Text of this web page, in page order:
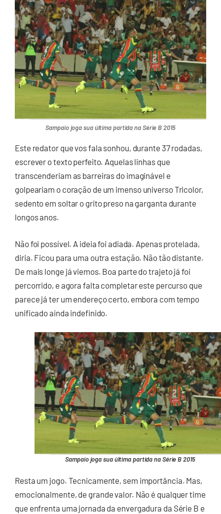
Sampaio joga sua última partida na Série B 2015
Este redator que vos fala sonhou, durante 37 rodadas,
escrever o texto perfeito. Aquelas linhas que
transcenderiam as barreiras do imaginável e
golpeariam o coração de um imenso universo Tricolor,
sedento em soltar o grito preso na garganta durante
longos anos.
Não foi possível. A ideia foi adiada. Apenas protelada,
diria. Ficou para uma outra estação. Não tão distante.
De mais longe já viemos. Boa parte do trajeto já foi
percorrido, e agora falta completar este percurso que
parece já ter um endereço certo, embora com tempo
unificado ainda indefinido.
Sampaio joga sua última partida na Série B 2015
Resta um jogo. Tecnicamente, sem importância. Mas,
emocionalmente, de grande valor. Não é qualquer time
que enfrenta uma jornada da envergadura da Série B e